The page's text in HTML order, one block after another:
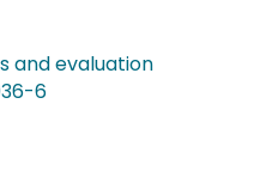
and evaluation
​6